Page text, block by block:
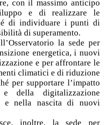
con il massimo anticipo
e di realizzare le
di individuare i punti di
di superamento.
la sede per
energetica, i nuovi
e per affrontare le
climatici e di riduzione
per supportare l’impatto
e della digitalizzazione
e nella nascita di nuovi
inoltre, la sede per